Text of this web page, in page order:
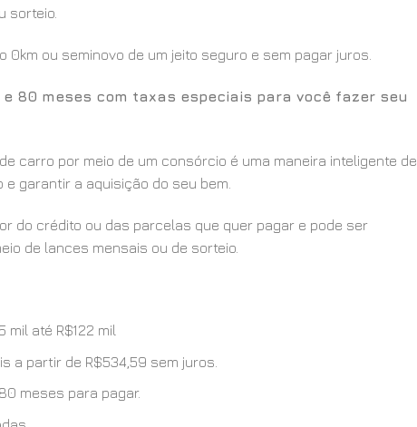
sorteio.
0km ou seminovo de um jeito seguro e sem pagar juros.
e 80 meses com taxas especiais para você fazer seu
carro por meio de um consórcio é uma maneira inteligente de
e garantir a aquisição do seu bem.
do crédito ou das parcelas que quer pagar e pode ser
de lances mensais ou de sorteio.
mil até R$122 mil
a partir de R$534,59 sem juros.
meses para pagar.